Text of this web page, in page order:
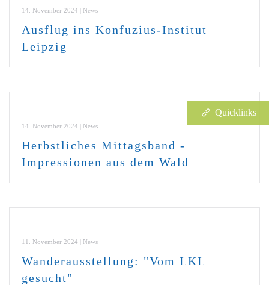
14. November 2024 | News
Ausflug ins Konfuzius-Institut
Leipzig
14. November 2024 | News
Herbstliches Mittagsband -
Impressionen aus dem Wald
11. November 2024 | News
Wanderausstellung: "Vom LKL
gesucht"
Quicklinks